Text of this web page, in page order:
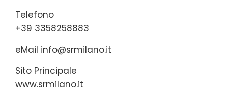
Telefono
+39 3358258883
eMail info@srmilano.it
Sito Principale
www.srmilano.it